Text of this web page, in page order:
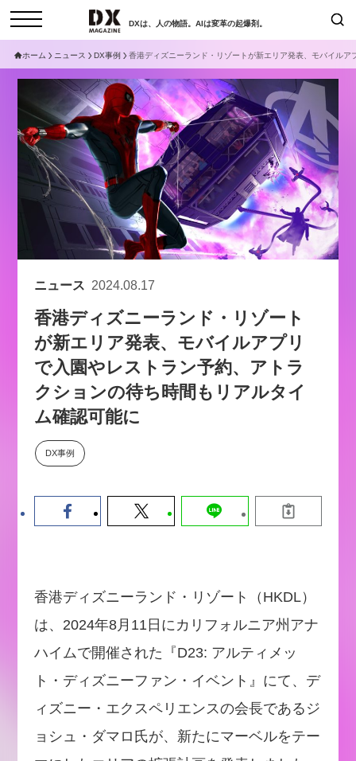
DXは、人の物語。AIは変革の起爆剤。
インタビュー
セミナー ニュース
サービスメニュー 日本オムニチャネル協会
トップページ
特集
動画
サイトマップ
お問い合わせ
個人情報保護法について
採用情報
検索
現在開催予定のセミナー
非公開: 【8/6開催】AIエージェン
ト時代、日本企業は何から始める
新潮流から学ぶ〜
セミナー
【8/12開催】「イノベーションを
数値化する」～投資される事業の
基準と、終活DX「SouSou」に
学ぶ資金調達・巻き込みのリアル
ホーム ニュース DX事例 香港ディズニーランド・リゾートが新エリア発表、モバイル
ニュース 2024.08.17
香港ディズニーランド・リゾート
が新エリア発表、モバイルアプリ
で入園やレストラン予約、アトラ
クションの待ち時間もリアルタイ
ム確認可能に
DX事例
香港ディズニーランド・リゾート（HKDL）
は、2024年8月11日にカリフォルニア州アナ
ハイムで開催された『D23: アルティメッ
ト・ディズニーファン・イベント』にて、デ
ィズニー・エクスペリエンスの会長であるジ
ョシュ・ダマロ氏が、新たにマーベルをテー